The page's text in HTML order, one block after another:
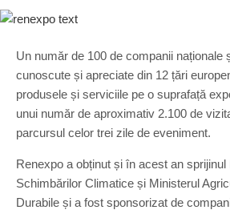
Un număr de 100 de companii naționale
cunoscute și apreciate din 12 țări
produsele și serviciile pe o suprafață
unui număr de aproximativ 2.100 de
parcursul celor trei zile de eveniment.
Renexpo a obținut și în acest an
Schimbărilor Climatice și Ministerul
Durabile și a fost sponsorizat de